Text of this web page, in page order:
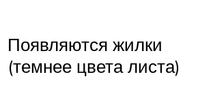
Появляются жилки
(темнее цвета листа)